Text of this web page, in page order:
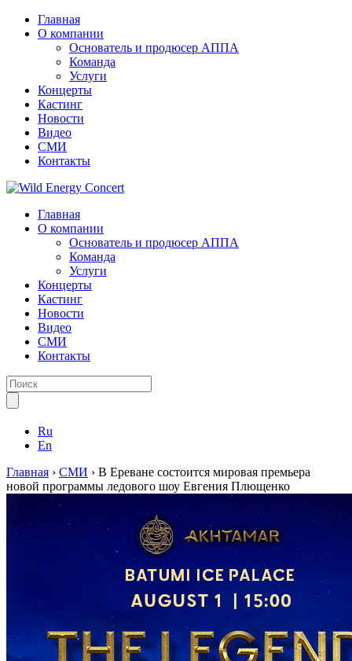
Главная
О компании
Основатель и продюсер АППА
Команда
Услуги
Концерты
Кастинг
Новости
Видео
СМИ
Контакты
Главная
О компании
Основатель и продюсер АППА
Команда
Услуги
Концерты
Кастинг
Новости
Видео
СМИ
Контакты
Ru
En
Главная › СМИ › В Ереване состоится мировая премьера
новой программы ледового шоу Евгения Плющенко